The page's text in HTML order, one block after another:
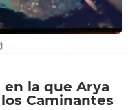
la que Arya
Caminantes